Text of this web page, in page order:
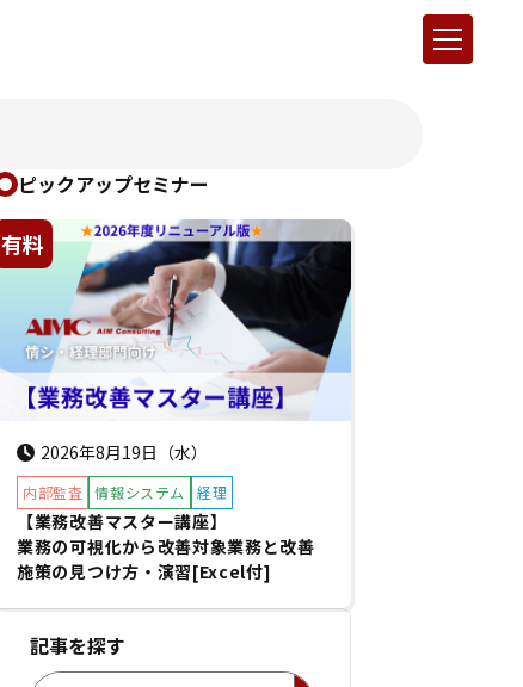
ピックアップセミナー
有料
2026年8月19日（水）
内部監査 情報システム 経理
【業務改善マスター講座】
業務の可視化から改善対象業務と改善
施策の見つけ方・演習[Excel付]
記事を探す